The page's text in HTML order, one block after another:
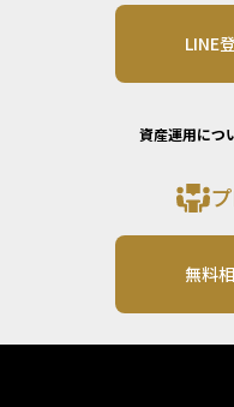
LINE
資産運用につ
無料